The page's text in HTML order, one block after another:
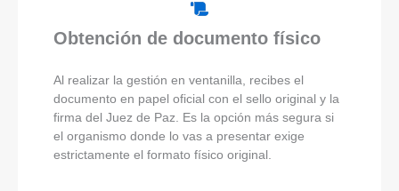
Obtención de documento físico
Al realizar la gestión en ventanilla, recibes el
documento en papel oficial con el sello original y la
firma del Juez de Paz. Es la opción más segura si
el organismo donde lo vas a presentar exige
estrictamente el formato físico original.